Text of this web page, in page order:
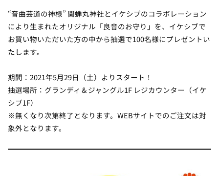
“音曲芸道の神様” 関蝉丸神社とイケシブのコラボレーション
により生まれたオリジナル「良音のお守り」を、イケシブで
お買い物いただいた方の中から抽選で100名様にプレゼントい
たします。
期間：2021年5月29日（土）よりスタート！
抽選場所：グランディ＆ジャングル1F レジカウンター（イケ
シブ1F）
※無くなり次第終了となります。WEBサイトでのご注文は対
象外となります。